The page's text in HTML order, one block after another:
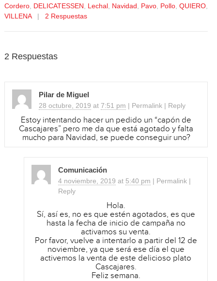
Cordero DELICATESSEN Lechal Navidad Pavo Pollo QUIERO
VILLENA| 2 Respuestas
2 Respuestas
Pilar de Miguel
28 octubre, 2019 at 7:51 pm | Permalink | Reply
Estoy intentando hacer un pedido un “capón de
Cascajares” pero me da que está agotado y falta
mucho para Navidad, se puede conseguir uno?
Comunicación
4 noviembre, 2019 at 5:40 pm | Permalink |
Reply
Hola.
Sí, así es, no es que estén agotados, es que
hasta la fecha de inicio de campaña no
activamos su venta.
Por favor, vuelve a intentarlo a partir del 12 de
noviembre, ya que será ese día el que
activemos la venta de este delicioso plato
Cascajares.
Feliz semana.